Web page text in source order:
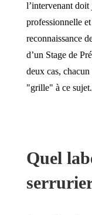
l’intervenant doit
professionnelle
reconnaissance
d’un Stage de
deux cas,
"grille" à ce sujet.
Quel